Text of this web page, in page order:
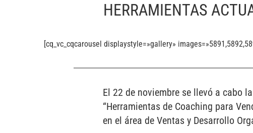
HERRAMIENTAS
[cq_vc_cqcarousel displaystyle=»gallery»
El 22 de noviembre se llevó a cabo
“Herramientas de Coaching para
en el área de Ventas y Desarrollo